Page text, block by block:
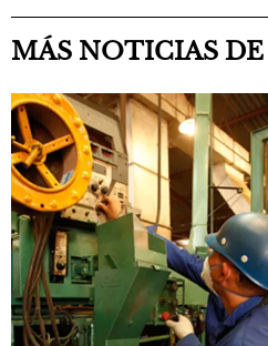
MÁS NOTICIAS